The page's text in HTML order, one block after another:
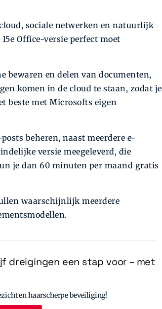
sociale netwerken en natuurlijk
Office-versie perfect moet
bewaren en delen van documenten,
komen in de cloud te staan, zodat je
beste met Microsofts eigen
beheren, naast meerdere e-
versie meegeleverd, die
je dan 60 minuten per maand gratis
waarschijnlijk meerdere
dreigingen een stap voor – met
en haarscherpe beveiliging!